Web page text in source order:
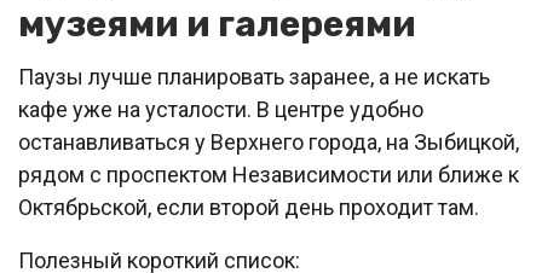
музеями и галереями
Паузы лучше планировать заранее, а не искать
кафе уже на усталости. В центре удобно
останавливаться у Верхнего города, на Зыбицкой,
рядом с проспектом Независимости или ближе к
Октябрьской, если второй день проходит там.
Полезный короткий список: